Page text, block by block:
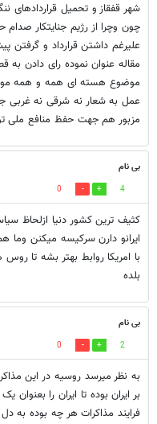
شهر قفقاز و تحمیل قراردادهای
علیرغم داشتن قرارداد و گرفتن
مقاله عنوان نموده رای دادن به
موضوع هسته ای همه و همه
عمل به شعار نه شرقی نه غربی
مزبور هم جهت حفظ منافع ملی
بی نام
4
0
ایرانو دارن سرکیسه میکنن وما
با امریکا روابط بهتر بشه تا
بلده
بی نام
2
0
به نظر میرسد روسیه در این
بر ایران بوده تا ایران را
فرایند مذاکرات هر چه بوده به